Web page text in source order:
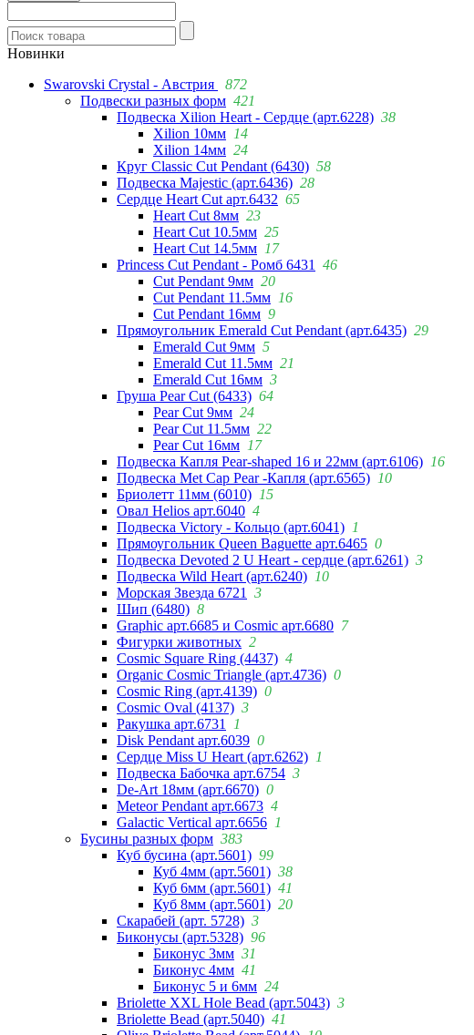
Новинки
Swarovski Crystal - Австрия
872
Подвески разных форм 421
Подвеска Xilion Heart - Сердце (арт.6228) 38
Xilion 10мм 14
Xilion 14мм 24
Круг Classic Cut Pendant (6430) 58
Подвеска Majestic (арт.6436) 28
Сердце Heart Cut арт.6432 65
Heart Cut 8мм 23
Heart Cut 10.5мм 25
Heart Cut 14.5мм 17
Princess Cut Pendant - Ромб 6431
46
Cut Pendant 9мм 20
Cut Pendant 11.5мм 16
Cut Pendant 16мм 9
Прямоугольник Emerald Cut Pendant (арт.6435) 29
Emerald Cut 9мм 5
Emerald Cut 11.5мм 21
Emerald Cut 16мм 3
Груша Pear Cut (6433) 64
Pear Cut 9мм 24
Pear Cut 11.5мм 22
Pear Cut 16мм 17
Подвеска Капля Pear-shaped 16 и 22мм (арт.6106) 16
Подвеска Met Cap Pear -Капля (арт.6565) 10
Бриолетт 11мм (6010) 15
Овал Helios арт.6040 4
Подвеска Victory - Кольцо (арт.6041) 1
Прямоугольник Queen Baguette арт.6465 0
Подвеска Devoted 2 U Heart - сердце (арт.6261) 3
Подвеска Wild Heart (арт.6240) 10
Морская Звезда 6721
3
Шип (6480) 8
Graphic арт.6685 и Cosmic арт.6680 7
Фигурки животных 2
Cosmic Square Ring (4437) 4
Organic Cosmic Triangle (арт.4736) 0
Cosmic Ring (арт.4139) 0
Cosmic Oval (4137) 3
Ракушка арт.6731
1
Disk Pendant арт.6039 0
Сердце Miss U Heart (арт.6262) 1
Подвеска Бабочка арт.6754 3
De-Art 18мм (арт.6670) 0
Meteor Pendant арт.6673 4
Galactic Vertical арт.6656 1
Бусины разных форм 383
Куб бусина (арт.5601) 99
Куб 4мм (арт.5601) 38
Куб 6мм (арт.5601) 41
Куб 8мм (арт.5601) 20
Скарабей (арт. 5728) 3
Биконусы (арт.5328) 96
Биконус 3мм 31
Биконус 4мм 41
Биконус 5 и 6мм 24
Briolette XXL Hole Bead (арт.5043) 3
Briolette Bead (арт.5040) 41